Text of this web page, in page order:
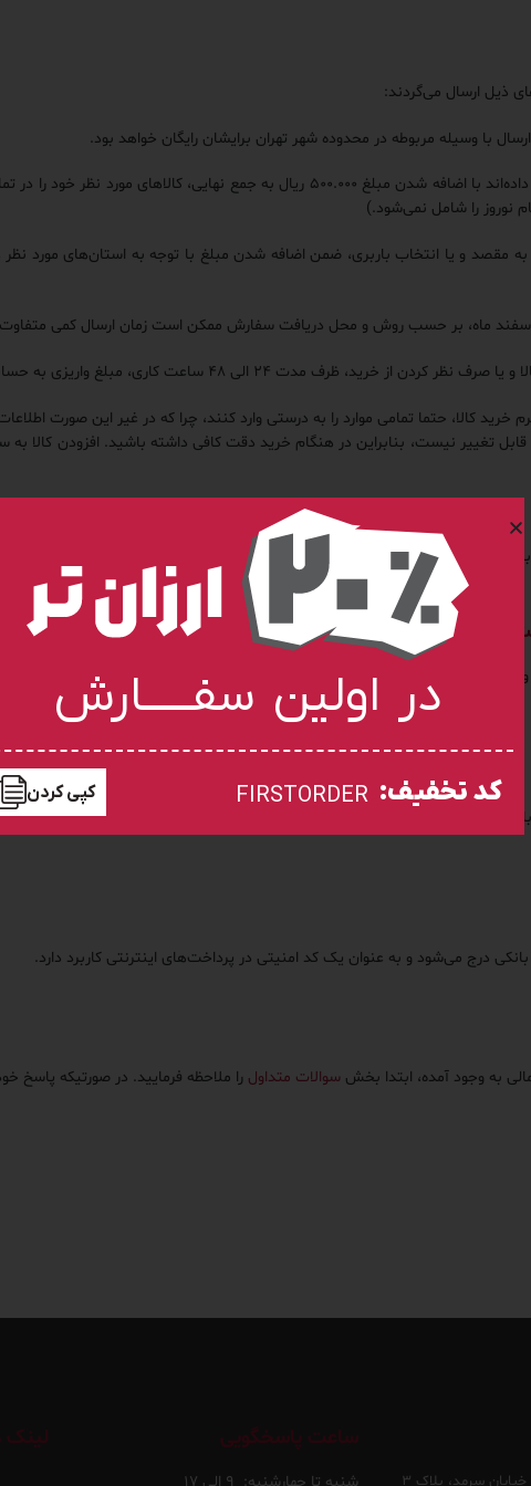
ذیل ارسال می‌گردند:
اسفند ماه، بر حسب روش و محل دریافت سفارش ممکن است زمان ارسال کمی
الی ۴۸ ساعت کاری، مبلغ واریزی به حسابتان برگردانده می‌شود.
خرید کالا، حتما تمامی موارد را به درستی وارد کنند، چرا که در غیر این صورت
تغییر نیست، بنابراین در هنگام خرید دقت کافی داشته باشید. افزودن کالا
اقلام را تا آدرس مورد نظر رسانده و تخلیه نمودن اقلام به عهده
کردن تعداد و بررسی سلامت کالا به عهده خریدار است.
به وجود آمده، ابتدا بخش سوالات متداول را ملاحظه فرمایید. در صورتیکه پاسخ
سرمد، پلاک ۳
ساعت پاسخگویی لینک
در اولین سفـــــارش
کد تخفیف: FIRSTORDER کپی کردن